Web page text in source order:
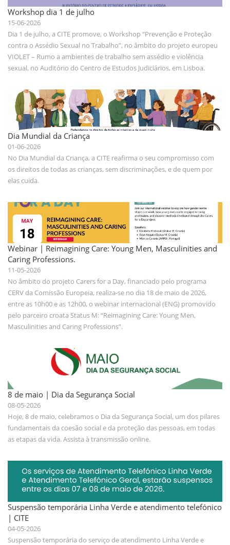
Workshop dia 1 de julho
15-06-2026
Dia 1 de julho, a CITE promove, o Workshop “Prevenção e Proteção
contra o Assédio Sexual no Trabalho”, no âmbito do projeto europeu
VIOLET – Rumo a ambientes de trabalho sem assédio e violência
sexual, no Auditório do Centro de Estudos Judiciários, em Lisboa.
Dia Mundial da Criança
01-06-2026
No Dia Mundial da Criança, a CITE reafirma o seu compromisso com
os direitos de todas as crianças, sem discriminações, e de quem por
elas cuida.
Webinar | Reimagining Care: Young Men, Masculinities and
Caring Professions.
11-05-2026
No âmbito do projeto Carers for a Day, financiado pelo programa
CERV da Comissão Europeia, realiza-se no dia 18 de maio de 2026,
entre as 10h00 e as 12h00, o webinar internacional (ENG) promovido
pelo parceiro croata Status M: “Reimagining Care: Young Men,
Masculinities and Caring Professions”.
8 de maio | Dia da Segurança Social
08-05-2026
Hoje, 8 de maio, celebramos o Dia da Segurança Social, um dos pilares
fundamentais da coesão social e da proteção das pessoas, em todas
as etapas da vida. Assista à transmissão online.
Suspensão temporária Linha Verde e atendimento telefónico
| CITE
04-05-2026
Suspensão temporária do serviço de atendimento Linha Verde e